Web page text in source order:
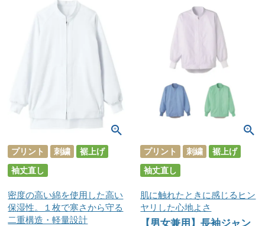
プリント 刺繍
裾上げ
袖丈直し
密度の高い綿を使用した高い
保湿性。１枚で寒さから守る
二重構造・軽量設計
プリント 刺繍
裾上げ
袖丈直し
肌に触れたときに感じるヒン
ヤリした心地よさ
【男女兼用】長袖ジャン